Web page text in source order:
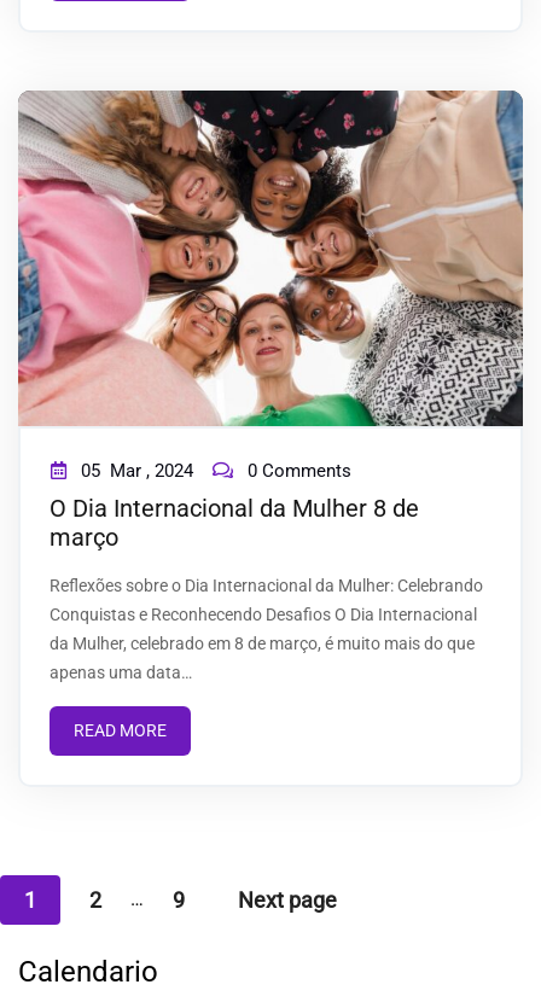
05 Mar , 2024 0 Comments
O Dia Internacional da Mulher 8 de
março
Reflexões sobre o Dia Internacional da Mulher: Celebrando
Conquistas e Reconhecendo Desafios O Dia Internacional
da Mulher, celebrado em 8 de março, é muito mais do que
apenas uma data…
READ MORE
Navegação
posts
1 2 … 9 Next page
Calendario